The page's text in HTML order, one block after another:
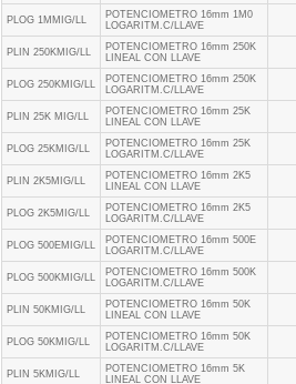
PLOG 1MMIG/LL
POTENCIOMETRO 16mm 1M0
LOGARITM.C/LLAVE
PLIN 250KMIG/LL
POTENCIOMETRO 16mm 250K
LINEAL CON LLAVE
PLOG 250KMIG/LL
POTENCIOMETRO 16mm 250K
LOGARITM.C/LLAVE
PLIN 25K MIG/LL
POTENCIOMETRO 16mm 25K
LINEAL CON LLAVE
PLOG 25KMIG/LL
POTENCIOMETRO 16mm 25K
LOGARITM.C/LLAVE
PLIN 2K5MIG/LL
POTENCIOMETRO 16mm 2K5
LINEAL CON LLAVE
PLOG 2K5MIG/LL
POTENCIOMETRO 16mm 2K5
LOGARITM.C/LLAVE
PLOG 500EMIG/LL
POTENCIOMETRO 16mm 500E
LOGARITM.C/LLAVE
PLOG 500KMIG/LL
POTENCIOMETRO 16mm 500K
LOGARITM.C/LLAVE
PLIN 50KMIG/LL
POTENCIOMETRO 16mm 50K
LINEAL CON LLAVE
PLOG 50KMIG/LL
POTENCIOMETRO 16mm 50K
LOGARITM.C/LLAVE
PLIN 5KMIG/LL
POTENCIOMETRO 16mm 5K
LINEAL CON LLAVE